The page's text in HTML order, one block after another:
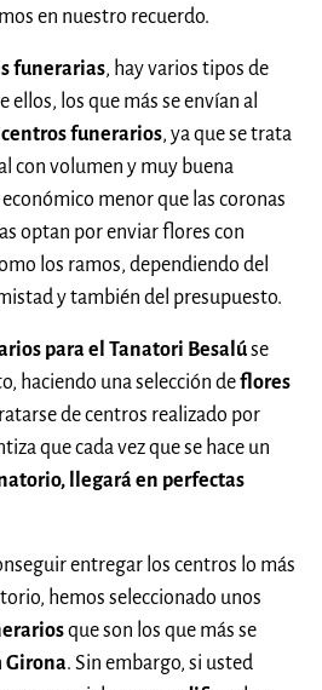
en nuestro recuerdo.
funerarias, hay varios tipos de
los que más se envían al
centros funerarios, ya que se trata
con volumen y muy buena
menor que las coronas
optan por enviar flores con
los ramos, dependiendo del
y también del presupuesto.
para el Tanatori Besalúse
haciendo una selección deflores
de centros realizado por
que cada vez que se hace un
llegará en perfectas
entregar los centros lo más
hemos seleccionado unos
que son los que más se
Girona. Sin embargo, si usted